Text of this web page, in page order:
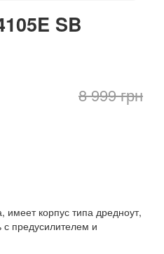
SB
8 999 грн
имеет корпус типа дредноут,
с предусилителем и